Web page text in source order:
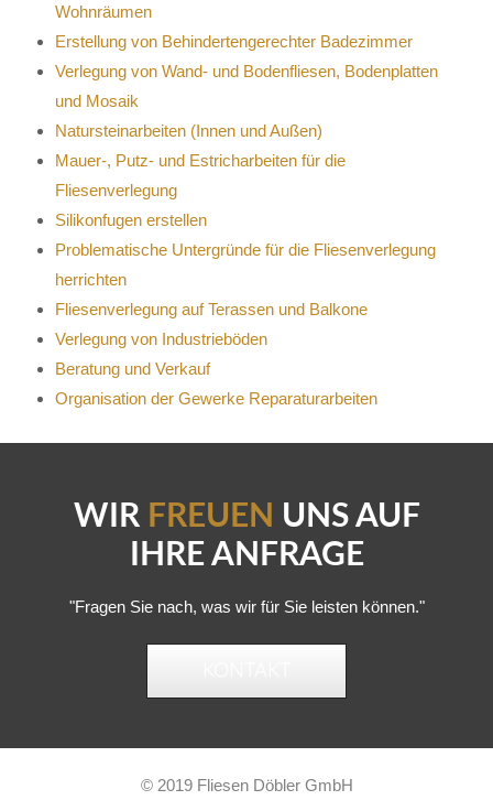
Wohnräumen
Erstellung von Behindertengerechter Badezimmer
Verlegung von Wand- und Bodenfliesen, Bodenplatten
und Mosaik
Natursteinarbeiten (Innen und Außen)
Mauer-, Putz- und Estricharbeiten für die
Fliesenverlegung
Silikonfugen erstellen
Problematische Untergründe für die Fliesenverlegung
herrichten
Fliesenverlegung auf Terassen und Balkone
Verlegung von Industrieböden
Beratung und Verkauf
Organisation der Gewerke Reparaturarbeiten
WIR FREUEN UNS AUF
IHRE ANFRAGE
"Fragen Sie nach, was wir für Sie leisten können."
© 2019 Fliesen Döbler GmbH